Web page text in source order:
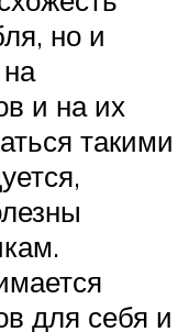
но и
и на их
такими
для себя и